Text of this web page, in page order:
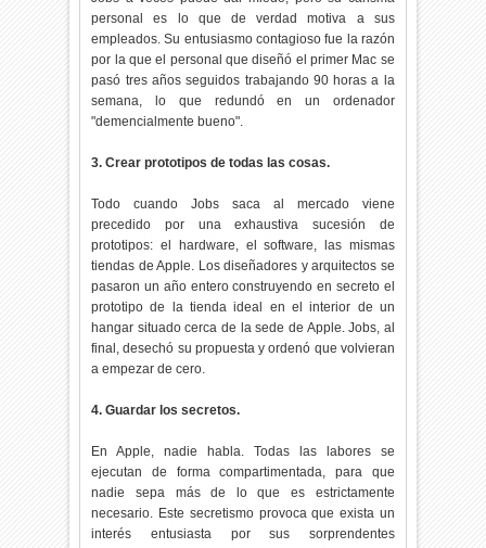
personal es lo que de verdad motiva a sus
empleados. Su entusiasmo contagioso fue la razón
por la que el personal que diseñó el primer Mac se
pasó tres años seguidos trabajando 90 horas a la
semana, lo que redundó en un ordenador
"demencialmente bueno".
3. Crear prototipos de todas las cosas.
Todo cuando Jobs saca al mercado viene
precedido por una exhaustiva sucesión de
prototipos: el hardware, el software, las mismas
tiendas de Apple. Los diseñadores y arquitectos se
pasaron un año entero construyendo en secreto el
prototipo de la tienda ideal en el interior de un
hangar situado cerca de la sede de Apple. Jobs, al
final, desechó su propuesta y ordenó que volvieran
a empezar de cero.
4. Guardar los secretos.
En Apple, nadie habla. Todas las labores se
ejecutan de forma compartimentada, para que
nadie sepa más de lo que es estrictamente
necesario. Este secretismo provoca que exista un
interés entusiasta por sus sorprendentes